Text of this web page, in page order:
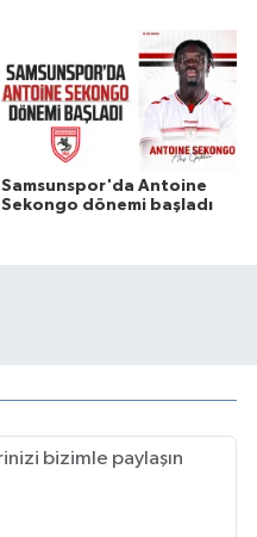
Samsunspor'da Antoine
Sekongo dönemi başladı